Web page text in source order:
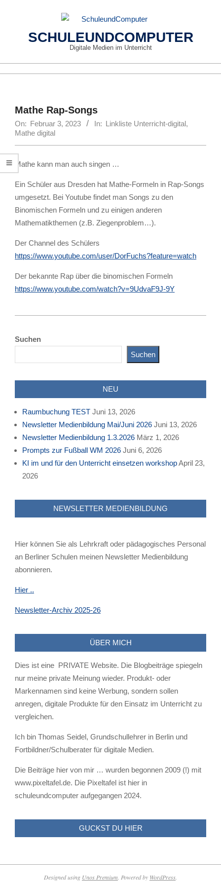
SCHULEUNDCOMPUTER
Digitale Medien im Unterricht
MenuMathe Rap-Songs
On: Februar 3, 2023 In: Linkliste Unterricht-digital,
Mathe digital
Mathe kann man auch singen …
Ein Schüler aus Dresden hat Mathe-Formeln in Rap-Songs
umgesetzt. Bei Youtube findet man Songs zu den
Binomischen Formeln und zu einigen anderen
Mathematikthemen (z.B. Ziegenproblem…).
Der Channel des Schülers
https://www.youtube.com/user/DorFuchs?feature=watch
Der bekannte Rap über die binomischen Formeln
https://www.youtube.com/watch?v=9UdvaF9J-9Y
03
Suchen
Suchen
NEU
Raumbuchung TEST Juni 13, 2026
Newsletter Medienbildung Mai/Juni 2026 Juni 13, 2026
Newsletter Medienbildung 1.3.2026 März 1, 2026
Prompts zur Fußball WM 2026 Juni 6, 2026
KI im und für den Unterricht einsetzen workshopApril 23,
2026
NEWSLETTER MEDIENBILDUNG
Hier können Sie als Lehrkraft oder pädagogisches Personal
an Berliner Schulen meinen Newsletter Medienbildung
abonnieren.
Hier ..
Newsletter-Archiv 2025-26
ÜBER MICH
Dies ist eine PRIVATE Website. Die Blogbeiträge spiegeln
nur meine private Meinung wieder. Produkt- oder
Markennamen sind keine Werbung, sondern sollen
anregen, digitale Produkte für den Einsatz im Unterricht zu
vergleichen.
Ich bin Thomas Seidel, Grundschullehrer in Berlin und
Fortbildner/Schulberater für digitale Medien.
Die Beiträge hier von mir … wurden begonnen 2009 (!) mit
www.pixeltafel.de. Die Pixeltafel ist hier in
schuleundcomputer aufgegangen 2024.
GUCKST DU HIER
Designed using Unos Premium . Powered by WordPress